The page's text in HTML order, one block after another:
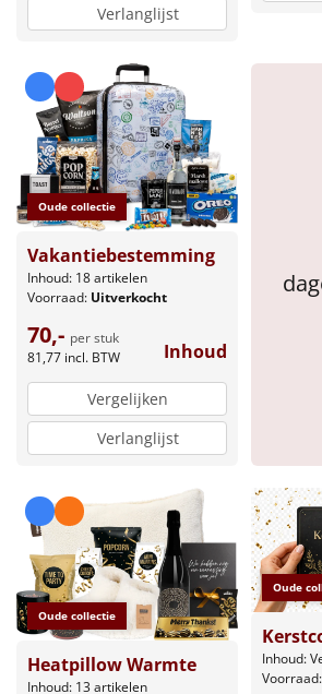
Verlanglijst
Oude collectie
Vakantiebestemming
Inhoud: 18 artikelen
Voorraad: Uitverkocht
70,- per stuk
81,77 incl. BTW Inhoud
Vergelijken
Verlanglijst
Oude collectie
Heatpillow Warmte
Inhoud: 13 artikelen
Oude
Inhoud:
Voorraad: